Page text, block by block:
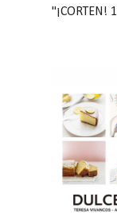
"¡CORTEN!